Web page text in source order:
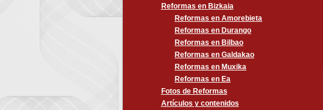
Reformas en Bizkaia
Reformas en Amorebieta
Reformas en Durango
Reformas en Bilbao
Reformas en Galdakao
Reformas en Muxika
Reformas en Ea
Fotos de Reformas
Artículos y contenidos